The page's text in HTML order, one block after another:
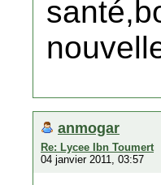
anmogar
Re: Lycee Ibn Toumert
04 janvier 2011, 03:57